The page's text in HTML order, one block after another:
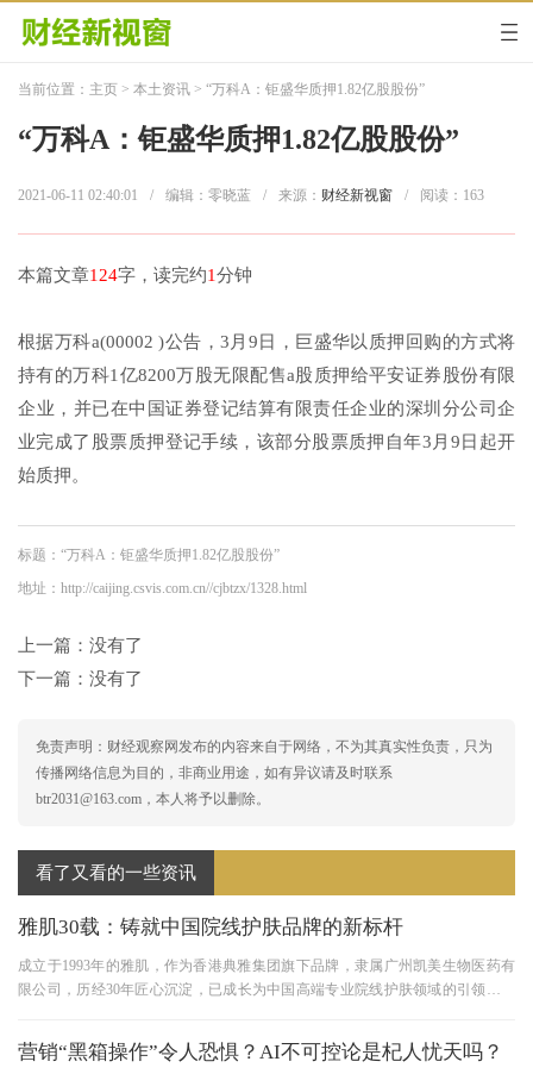
当前位置： 主页 > 本土资讯 > “万科A：钜盛华质押1.82亿股股份”
“万科A：钜盛华质押1.82亿股股份”
2021-06-11 02:40:01 / 编辑：零晓蓝 / 来源： 财经新视窗 / 阅读： 163
本篇文章124字，读完约1分钟
根据万科a(00002 )公告，3月9日，巨盛华以质押回购的方式将
持有的万科1亿8200万股无限配售a股质押给平安证券股份有限
企业，并已在中国证券登记结算有限责任企业的深圳分公司企
业完成了股票质押登记手续，该部分股票质押自年3月9日起开
始质押。
标题：“万科A：钜盛华质押1.82亿股股份”
地址：http://caijing.csvis.com.cn//cjbtzx/1328.html
上一篇：没有了
下一篇：没有了
免责声明：财经观察网发布的内容来自于网络，不为其真实性负责，只为
传播网络信息为目的，非商业用途，如有异议请及时联系
btr2031@163.com，本人将予以删除。
看了又看的一些资讯
雅肌30载：铸就中国院线护肤品牌的新标杆
成立于1993年的雅肌，作为香港典雅集团旗下品牌，隶属广州凯美生物医药有
限公司，历经30年匠心沉淀，已成长为中国高端专业院线护肤领域的引领者。
营销“黑箱操作”令人恐惧？AI不可控论是杞人忧天吗？